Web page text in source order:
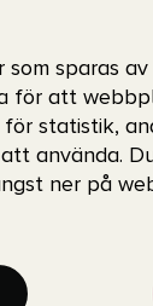
som sparas
för att
statistik,
använda.
ner på